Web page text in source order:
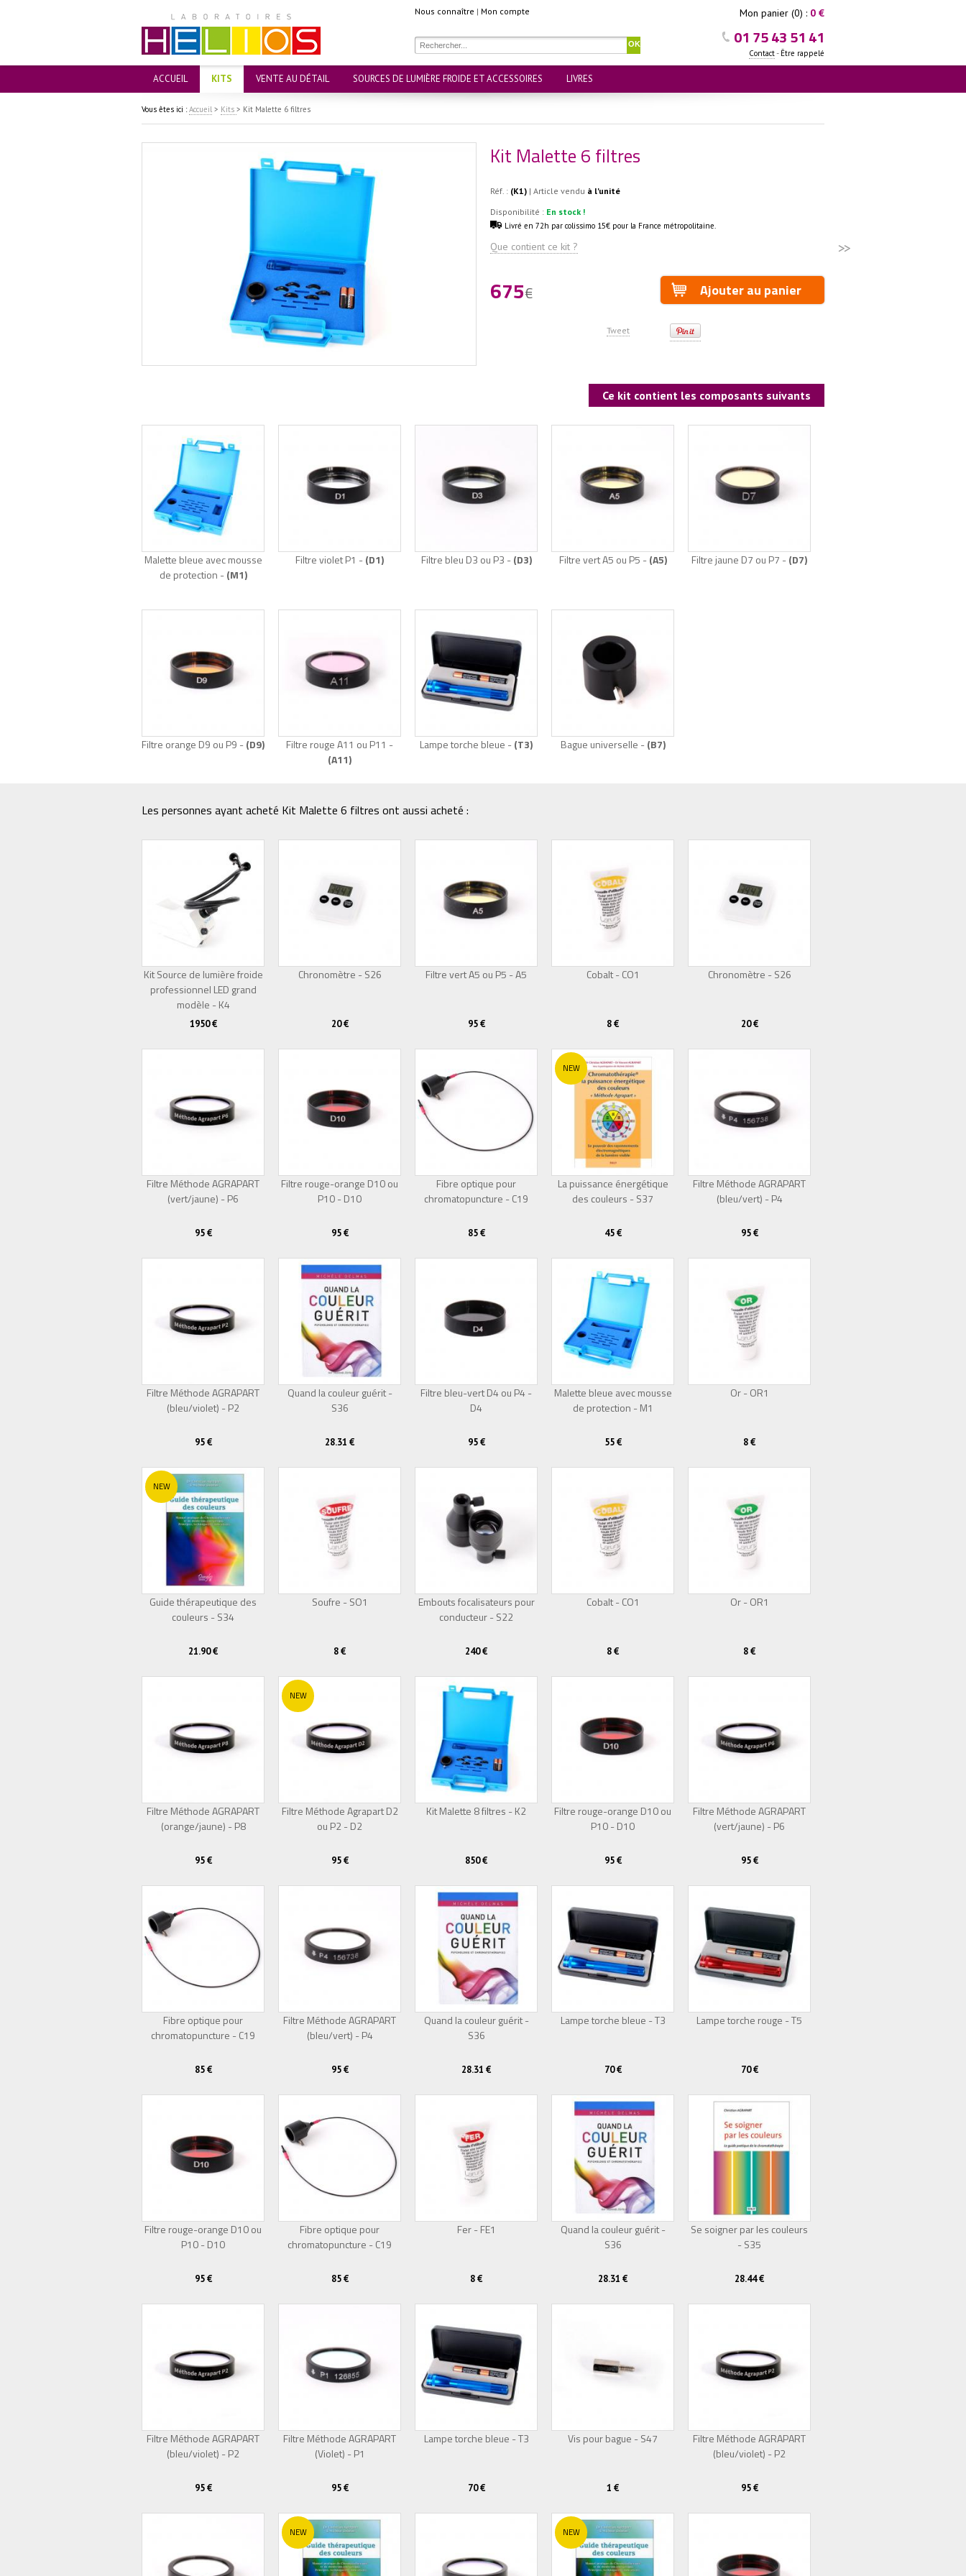
Nous connaître | Mon compte Mon panier (0) : 0 €
01 75 43 51 41
Contact- Être rappelé
OK
ACCUEIL KITS VENTE AU DÉTAIL SOURCES DE LUMIÈRE FROIDE ET ACCESSOIRES LIVRES
Vous êtes ici :Accueil > Kits > Kit Malette 6 filtres
>>
Kit Malette 6 filtres
Réf. : (K1)| Article vendu à l'unité
Disponibilité : En stock !
Livré en 72h par colissimo 15€ pour la France métropolitaine.
Que contient ce kit ?
675€ Ajouter au panier
Tweet
Ce kit contient les composants suivants
Malette bleue avec mousse
de protection -(M1)
Filtre violet P1 -(D1) Filtre bleu D3 ou P3 -(D3) Filtre vert A5 ou P5 -(A5) Filtre jaune D7 ou P7 -(D7)
Filtre orange D9 ou P9 -(D9)
Filtre rouge A11 ou P11 -
(A11)
Lampe torche bleue -(T3) Bague universelle -(B7)
Les personnes ayant acheté Kit Malette 6 filtres ont aussi acheté :
Épuisé
Kit Source de lumière froide
professionnel LED grand
modèle - K4
1950 €
Chronomètre - S26
20 €
Filtre vert A5 ou P5 - A5
95 €
Cobalt - CO1
8 €
Chronomètre - S26
20 €
Filtre Méthode AGRAPART
(vert/jaune) - P6
95 €
Filtre rouge-orange D10 ou
P10 - D10
95 €
Fibre optique pour
chromatopuncture - C19
85 €
NEW
Épuisé
La puissance énergétique
des couleurs - S37
45 €
Épuisé
Filtre Méthode AGRAPART
(bleu/vert) - P4
95 €
Filtre Méthode AGRAPART
(bleu/violet) - P2
95 €
Quand la couleur guérit -
S36
28.31 €
Filtre bleu-vert D4 ou P4 -
D4
95 €
Malette bleue avec mousse
de protection - M1
55 €
Or - OR1
8 €
NEW
Guide thérapeutique des
couleurs - S34
21.90 €
Soufre - SO1
8 €
Embouts focalisateurs pour
conducteur - S22
240 €
Cobalt - CO1
8 €
Or - OR1
8 €
Filtre Méthode AGRAPART
(orange/jaune) - P8
95 €
NEW
Filtre Méthode Agrapart D2
ou P2 - D2
95 €
Kit Malette 8 filtres - K2
850 €
Filtre rouge-orange D10 ou
P10 - D10
95 €
Filtre Méthode AGRAPART
(vert/jaune) - P6
95 €
Fibre optique pour
chromatopuncture - C19
85 €
Épuisé
Filtre Méthode AGRAPART
(bleu/vert) - P4
95 €
Quand la couleur guérit -
S36
28.31 €
Lampe torche bleue - T3
70 €
Lampe torche rouge - T5
70 €
Filtre rouge-orange D10 ou
P10 - D10
95 €
Fibre optique pour
chromatopuncture - C19
85 €
Fer - FE1
8 €
Quand la couleur guérit -
S36
28.31 €
Se soigner par les couleurs
- S35
28.44 €
Filtre Méthode AGRAPART
(bleu/violet) - P2
95 €
Filtre Méthode AGRAPART
(Violet) - P1
95 €
Lampe torche bleue - T3
70 €
Vis pour bague - S47
1 €
Filtre Méthode AGRAPART
(bleu/violet) - P2
95 €
NEW NEW